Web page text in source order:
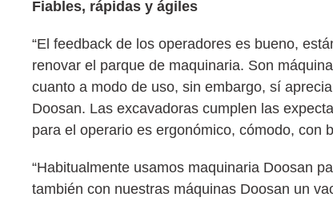
Fiables, rápidas y ágiles
“El feedback de los operadores es bueno,
renovar el parque de maquinaria. Son
cuanto a modo de uso, sin embargo, sí
Doosan. Las excavadoras cumplen las
para el operario es ergonómico, cómodo, con
“Habitualmente usamos maquinaria Doosan
también con nuestras máquinas Doosan un